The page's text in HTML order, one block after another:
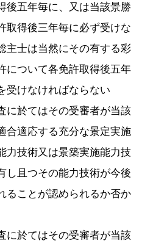
後五年毎に、又は当該景勝
取得後三年毎に必ず受けな
士は当然にその有する彩
について各免許取得後五年
受けなければならない
に於てはその受審者が当該
合適応する充分な景定実施
力技術又は景築実施能力技
し且つその能力技術が今後
ることが認められるか否か
に於てはその受審者が当該